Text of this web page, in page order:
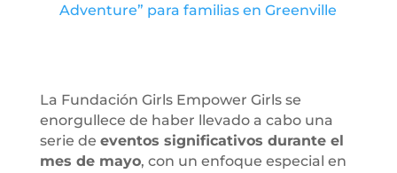
Adventure” para familias en Greenville
La Fundación Girls Empower Girls se
enorgullece de haber llevado a cabo una
serie de eventos significativos durante el
mes de mayo, con un enfoque especial en